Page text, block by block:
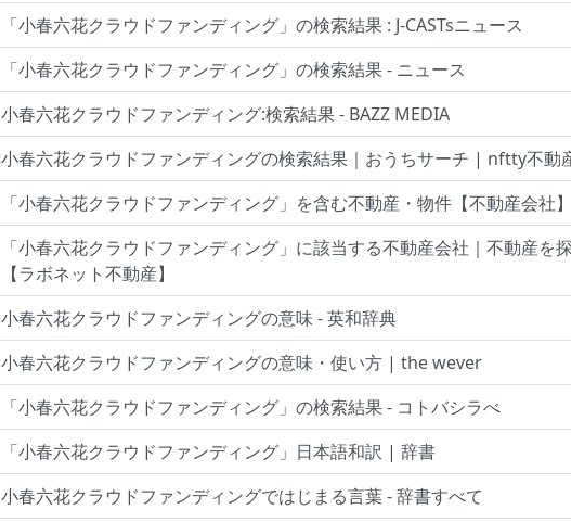
「小春六花クラウドファンディング」の検索結果 : J-CASTsニュース
「小春六花クラウドファンディング」の検索結果 - ニュース
小春六花クラウドファンディング:検索結果 - BAZZ MEDIA
小春六花クラウドファンディングの検索結果｜おうちサーチ | nftty不動
「小春六花クラウドファンディング」を含む不動産・物件【不動産会社】
「小春六花クラウドファンディング」に該当する不動産会社｜不動産を
【ラボネット不動産】
小春六花クラウドファンディングの意味 - 英和辞典
小春六花クラウドファンディングの意味・使い方 | the wever
「小春六花クラウドファンディング」の検索結果 - コトバシラべ
「小春六花クラウドファンディング」日本語和訳 | 辞書
小春六花クラウドファンディングではじまる言葉 - 辞書すべて